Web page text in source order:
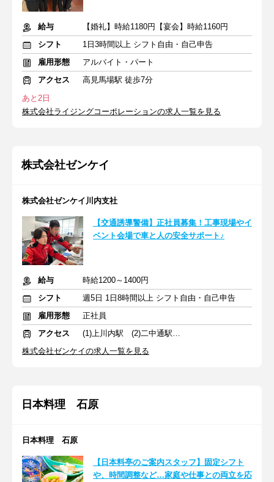
給与
【婚礼】時給1180円【宴会】時給1160円
シフト
1日3時間以上 シフト自由・自己申告
雇用形態
アルバイト・パート
アクセス
高見馬場駅 徒歩7分
あと2日
株式会社ライジングコーポレーションの求人一覧を見る
株式会社ゼンケイ
株式会社ゼンケイ川内支社
【交通誘導警備】正社員募集！工事現場やイ
ベント会場で車と人の安全サポート♪
給与
時給1200～1400円
シフト
週5日 1日8時間以上 シフト自由・自己申告
雇用形態
正社員
アクセス
(1)上川内駅 (2)二中通駅 (3)姶良駅
株式会社ゼンケイの求人一覧を見る
日本料理 石原
日本料理 石原
【日本料亭のご案内スタッフ】固定シフト
や、時間調整など…家庭や仕事との両立を応